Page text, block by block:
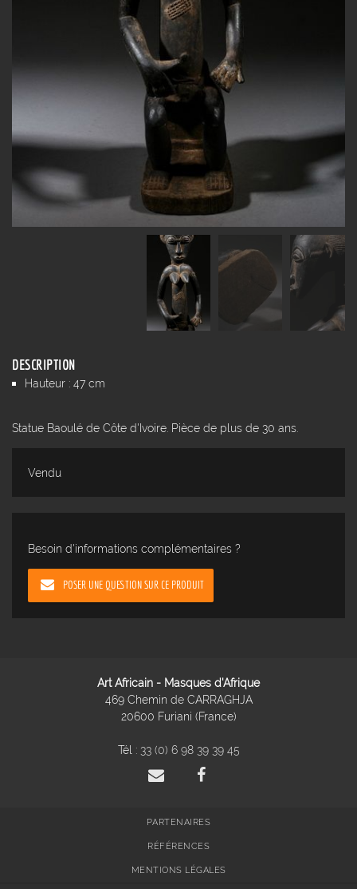
DESCRIPTION
Hauteur : 47 cm
Statue Baoulé de Côte d'Ivoire. Pièce de plus de 30 ans.
Vendu
Besoin d'informations complémentaires ?
POSER UNE QUESTION SUR CE PRODUIT
Art Africain - Masques d'Afrique
469 Chemin de CARRAGHJA
20600 Furiani (France)
Tél : 33 (0) 6 98 39 39 45
PARTENAIRES
RÉFÉRENCES
MENTIONS LÉGALES